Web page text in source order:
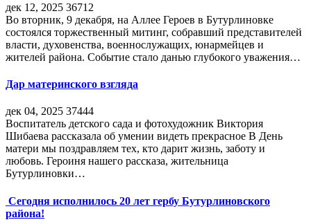
дек 12, 2025 36712
Во вторник, 9 декабря, на Аллее Героев в Бутурлиновке
состоялся торжественный митинг, собравший представителей
власти, духовенства, военнослужащих, юнармейцев и
жителей района. Событие стало данью глубокого уважения…
Дар материнского взгляда
дек 04, 2025 37444
Воспитатель детского сада и фотохудожник Виктория
Шибаева рассказала об умении видеть прекрасное В День
матери мы поздравляем тех, кто дарит жизнь, заботу и
любовь. Героиня нашего рассказа, жительница
Бутурлиновки…
Сегодня исполнилось 20 лет гербу Бутурлиновского
района!